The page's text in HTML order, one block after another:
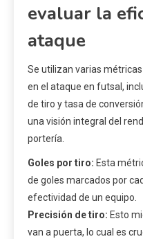
evaluar la
ataque
Se utilizan varias
en el ataque en futsal,
de tiro y tasa de
una visión integral del
portería.
Goles por tiro: Esta
de goles marcados por
efectividad de un equipo.
Precisión de tiro: Esto
van a puerta, lo cual es